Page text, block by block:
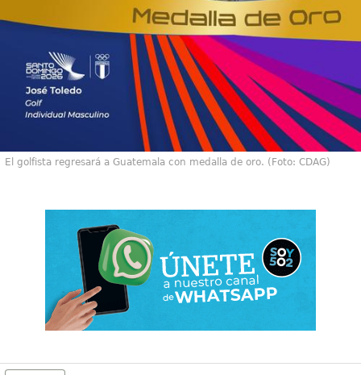
El golfista regresará a Guatemala con medalla de oro. (Foto: CDAG)